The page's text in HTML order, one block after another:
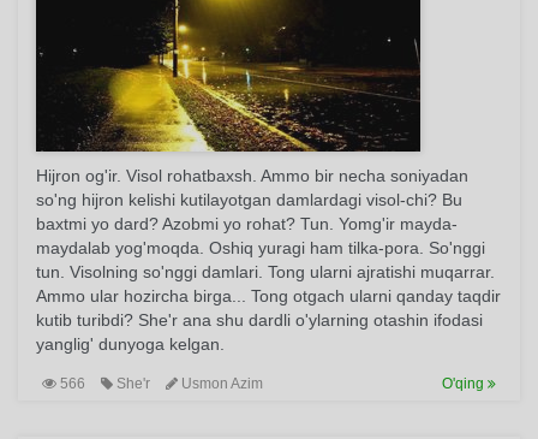
Hijron og'ir. Visol rohatbaxsh. Ammo bir necha soniyadan
so'ng hijron kelishi kutilayotgan damlardagi visol-chi? Bu
baxtmi yo dard? Azobmi yo rohat? Tun. Yomg'ir mayda-
maydalab yog'moqda. Oshiq yuragi ham tilka-pora. So'nggi
tun. Visolning so'nggi damlari. Tong ularni ajratishi muqarrar.
Ammo ular hozircha birga... Tong otgach ularni qanday taqdir
kutib turibdi? She'r ana shu dardli o'ylarning otashin ifodasi
yanglig' dunyoga kelgan.
566 She'r Usmon Azim O'qing